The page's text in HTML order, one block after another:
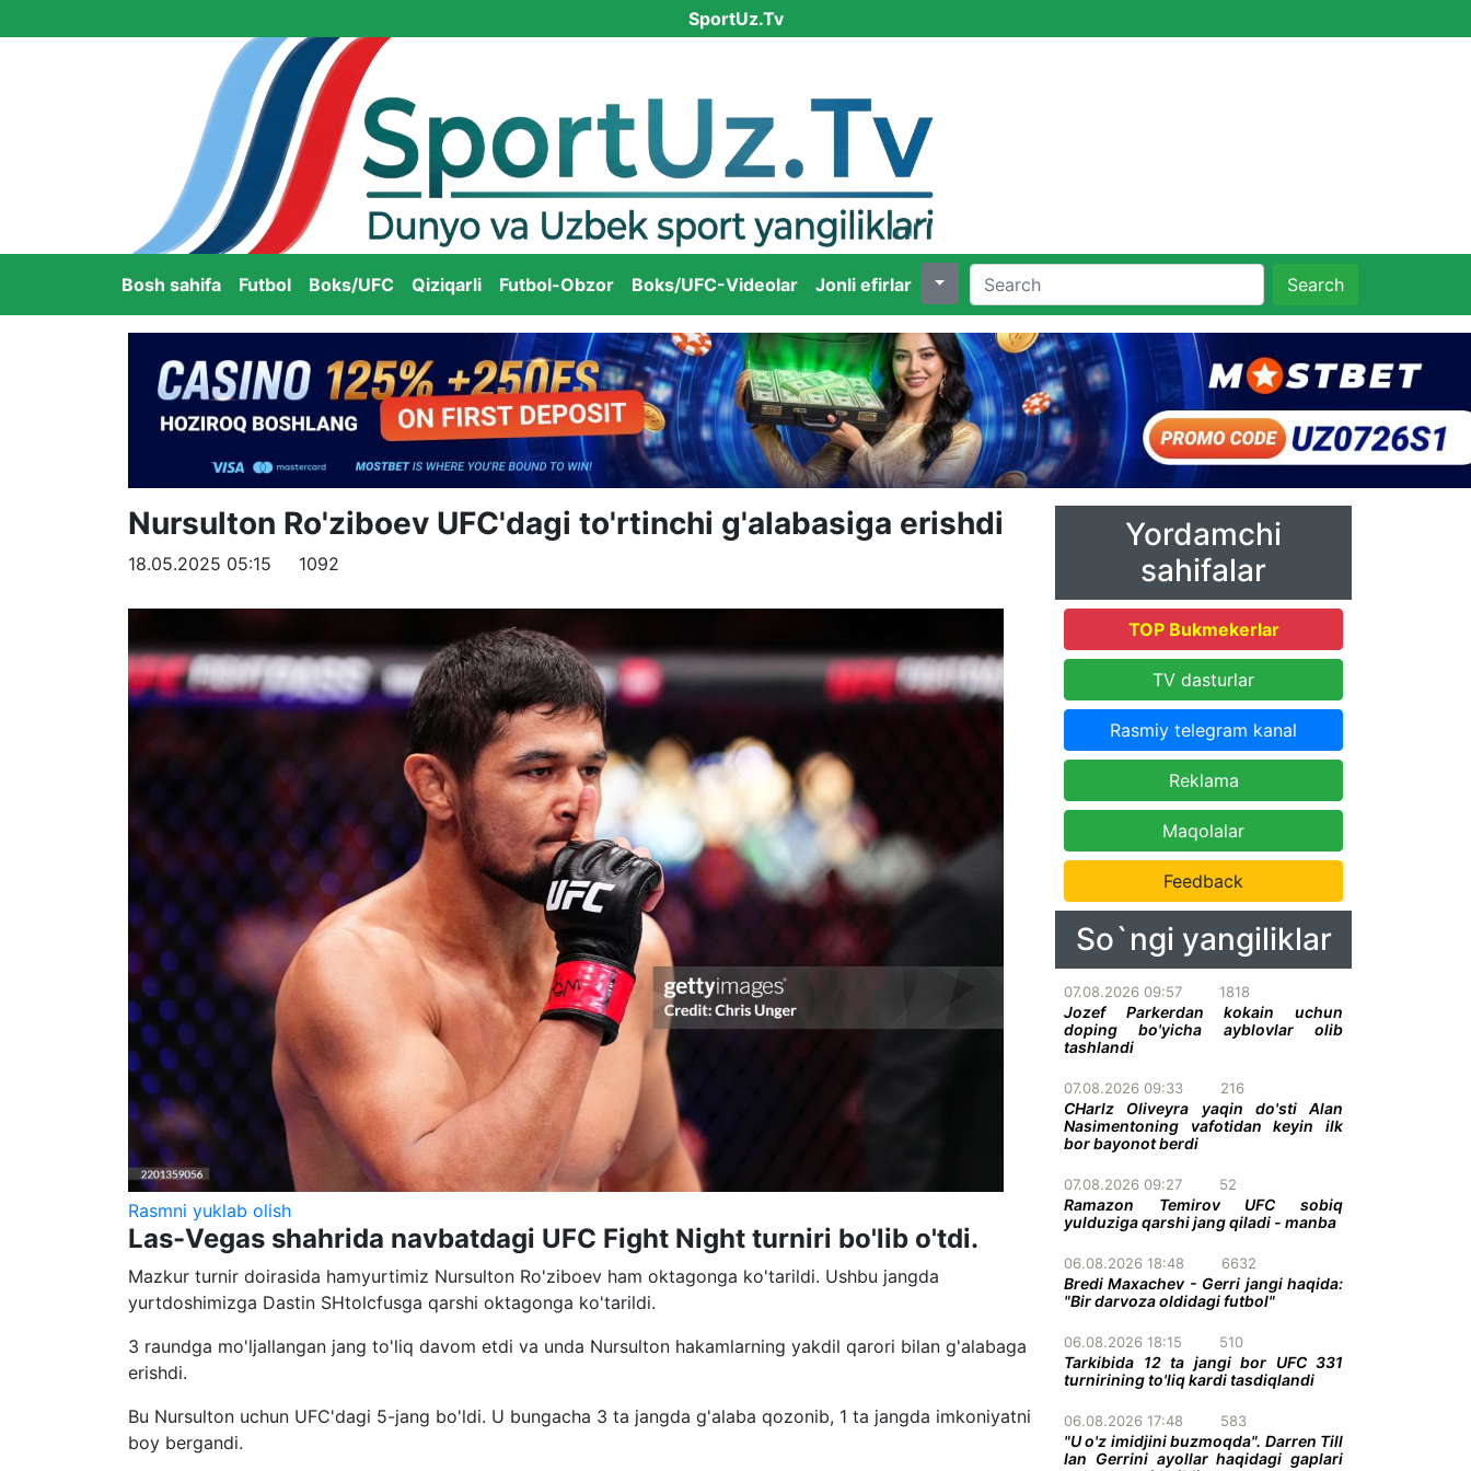
SportUz.Tv
Bosh sahifa Futbol Boks/UFC Qiziqarli Futbol-Obzor Boks/UFC-Videolar Jonli efirlar Search
Nursulton Ro'ziboev UFC'dagi to'rtinchi g'alabasiga erishdi
18.05.2025 05:15 1092
Rasmni yuklab olish
Las-Vegas shahrida navbatdagi UFC Fight Night turniri bo'lib o'tdi.
Mazkur turnir doirasida hamyurtimiz Nursulton Ro'ziboev ham oktagonga ko'tarildi. Ushbu jangda
yurtdoshimizga Dastin SHtolcfusga qarshi oktagonga ko'tarildi.
3 raundga mo'ljallangan jang to'liq davom etdi va unda Nursulton hakamlarning yakdil qarori bilan g'alabaga
erishdi.
Bu Nursulton uchun UFC'dagi 5-jang bo'ldi. U bungacha 3 ta jangda g'alaba qozonib, 1 ta jangda imkoniyatni
boy bergandi.
Yordamchi
sahifalar
TOP Bukmekerlar
TV dasturlar
Rasmiy telegram kanal
Reklama
Maqolalar
Feedback
So`ngi yangiliklar
07.08.2026 09:57 1818
Jozef Parkerdan kokain uchun
doping bo'yicha ayblovlar olib
tashlandi
07.08.2026 09:33 216
CHarlz Oliveyra yaqin do'sti Alan
Nasimentoning vafotidan keyin ilk
bor bayonot berdi
07.08.2026 09:27 52
Ramazon Temirov UFC sobiq
yulduziga qarshi jang qiladi - manba
06.08.2026 18:48 6632
Bredi Maxachev - Gerri jangi haqida:
"Bir darvoza oldidagi futbol"
06.08.2026 18:15 510
Tarkibida 12 ta jangi bor UFC 331
turnirining to'liq kardi tasdiqlandi
06.08.2026 17:48 583
"U o'z imidjini buzmoqda". Darren Till
Ian Gerrini ayollar haqidagi gaplari